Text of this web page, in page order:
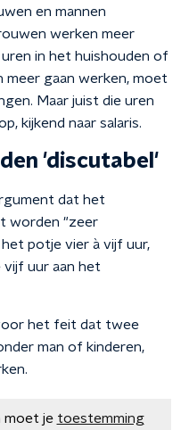
en mannen
werken meer
in het huishouden of
meer gaan werken, moet
Maar juist die uren
kijkend naar salaris.
'discutabel'
dat het
worden "zeer
potje vier à vijf uur,
vijf uur aan het
het feit dat twee
man of kinderen,
moet je toestemming